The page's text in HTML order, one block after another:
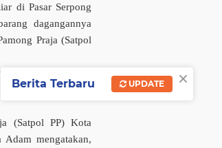
di Pasar Serpong
dagangannya
Praja (Satpol
mengganggu
(Satpol PP) Kota
mengatakan,
×
Berita Terbaru UPDATE